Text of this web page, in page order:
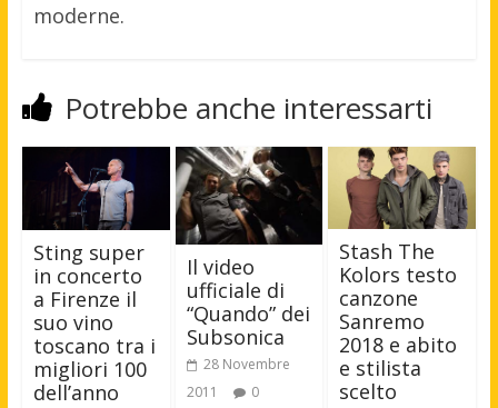
moderne.
Potrebbe anche interessarti
Sting super
in concerto
a Firenze il
suo vino
toscano tra i
migliori 100
dell’anno
Il video
ufficiale di
“Quando” dei
Subsonica
28 Novembre
2011
0
Stash The
Kolors testo
canzone
Sanremo
2018 e abito
e stilista
scelto